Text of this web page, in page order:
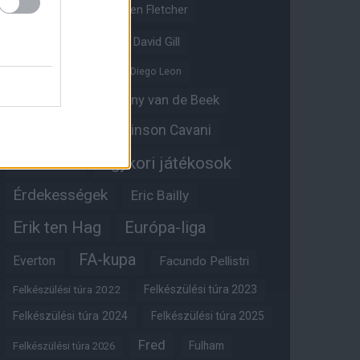
Crystal Palace Darren Fletcher
David Gill
Dean Henderson Diego Leon
Donny van de Beek
Edinson Cavani
Edzői stáb Egykori játékosok
Érdekességek Eric Bailly
Erik ten Hag Európa-liga
Everton FA-kupa Facundo Pellistri
Felkészülési túra 2022 Felkészülési túra 2023
Felkészülési túra 2024 Felkészülési túra 2025
Felkészülési túra 2026 Fred Fulham